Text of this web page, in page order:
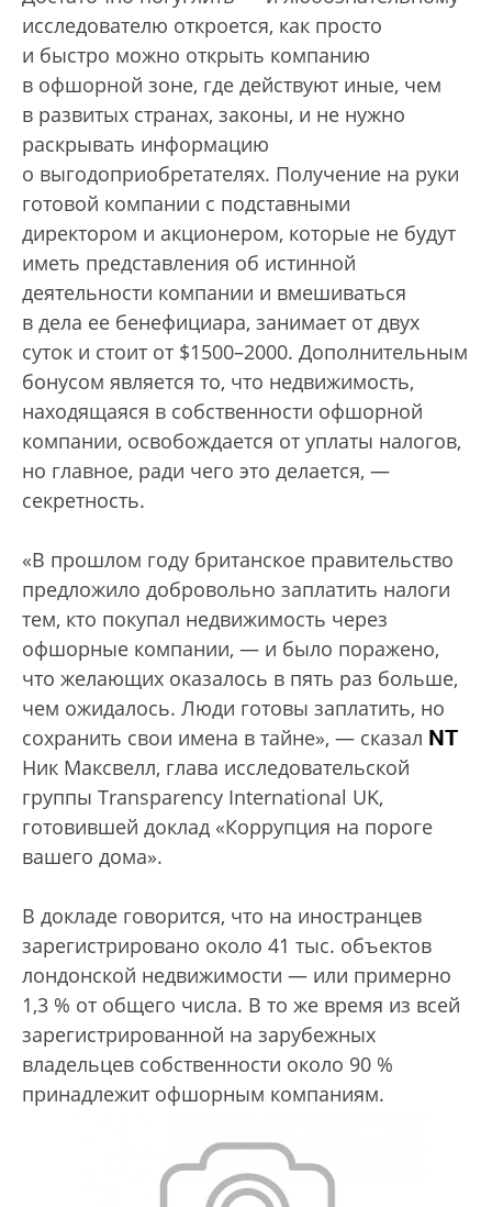
исследователю откроется, как просто
и быстро можно открыть компанию
в офшорной зоне, где действуют иные, чем
в развитых странах, законы, и не нужно
раскрывать информацию
о выгодоприобретателях. Получение на руки
готовой компании с подставными
директором и акционером, которые не будут
иметь представления об истинной
деятельности компании и вмешиваться
в дела ее бенефициара, занимает от двух
суток и стоит от $1500–2000. Дополнительным
бонусом является то, что недвижимость,
находящаяся в собственности офшорной
компании, освобождается от уплаты налогов,
но главное, ради чего это делается, —
секретность.
«В прошлом году британское правительство
предложило добровольно заплатить налоги
тем, кто покупал недвижимость через
офшорные компании, — и было поражено,
что желающих оказалось в пять раз больше,
чем ожидалось. Люди готовы заплатить, но
сохранить свои имена в тайне», — сказал NT
Ник Максвелл, глава исследовательской
группы Transparеncy International UK,
готовившей доклад «Коррупция на пороге
вашего дома».
В докладе говорится, что на иностранцев
зарегистрировано около 41 тыс. объектов
лондонской недвижимости — или примерно
1,3 % от общего числа. В то же время из всей
зарегистрированной на зарубежных
владельцев собственности около 90 %
принадлежит офшорным компаниям.